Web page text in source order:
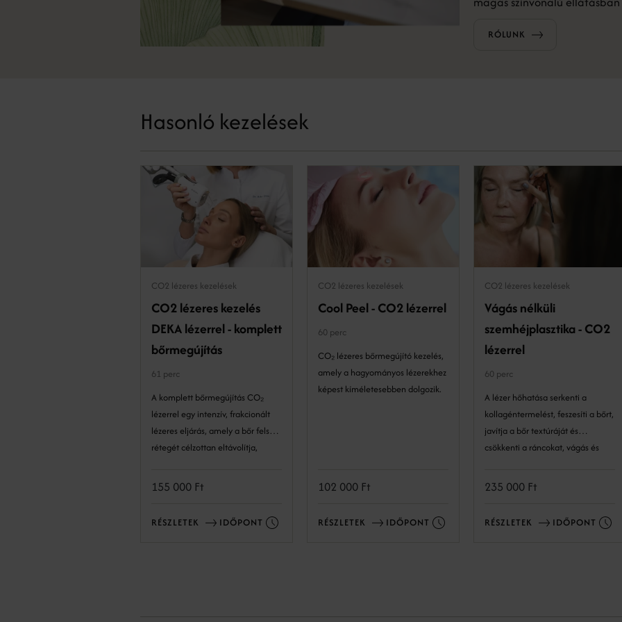
RÓLUNK
Hasonló kezelések
CO2 lézeres kezelések
CO2 lézeres kezelés
DEKA lézerrel - komplett
bőrmegújítás
61 perc
A komplett bőrmegújítás CO₂
lézerrel egy intenzív, frakcionált
lézeres eljárás, amely a bőr felső
rétegét célzottan eltávolítja,
látványosan javítja a ráncokat,
155 000 Ft
RÉSZLETEK IDŐPONT
CO2 lézeres kezelések
Cool Peel - CO2 lézerrel
60 perc
CO₂ lézeres bőrmegújító kezelés,
amely a hagyományos lézerekhez
képest kíméletesebben dolgozik.
102 000 Ft
RÉSZLETEK IDŐPONT
CO2 lézeres kezelések
Vágás nélküli
szemhéjplasztika - CO2
lézerrel
60 perc
A lézer hőhatása serkenti a
kollagéntermelést, feszesíti a bőrt,
javítja a bőr textúráját és
csökkenti a ráncokat, vágás és
regenerációval és természetes
235 000 Ft
RÉSZLETEK IDŐPONT